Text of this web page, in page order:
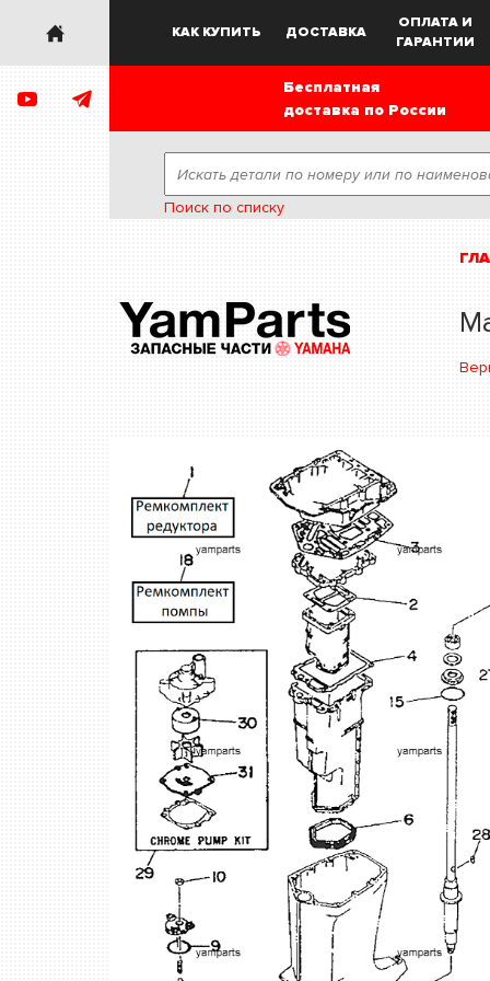
КАК КУПИТЬ ДОСТАВКА
ОПЛАТА И
ГАРАНТИИ
Бесплатная
доставка по России
Поиск по списку